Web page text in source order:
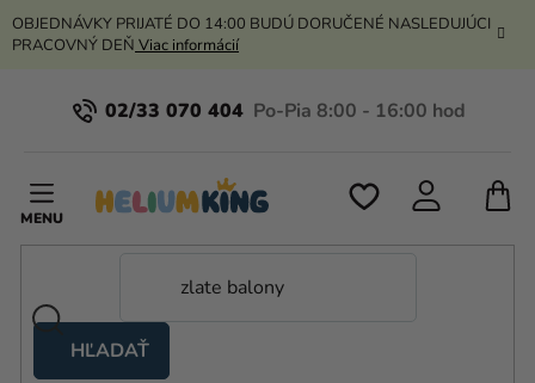
Prejsť
na
OBJEDNÁVKY PRIJATÉ DO 14:00 BUDÚ DORUČENÉ NASLEDUJÚCI
PRACOVNÝ DEŇ Viac informácií
02/33 070 404
HĽADAŤ